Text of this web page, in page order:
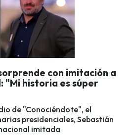
con imitación a
"Mi historia es súper
de "Conociéndote", el
presidenciales, Sebastián
imitada